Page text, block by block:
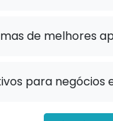
de melhores
para negócios